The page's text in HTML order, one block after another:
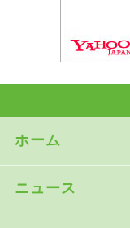
ホーム
ニュース